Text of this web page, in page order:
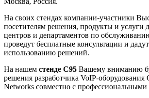
На своих стендах компании-участники
посетителям решения, продукты и услуги
центров и департаментов по
проведут бесплатные консультации и
использованию решений.
На нашем стенде C95 Вашему вниманию
решения разработчика VoIP-оборудования
Networks совместно с профессиональными